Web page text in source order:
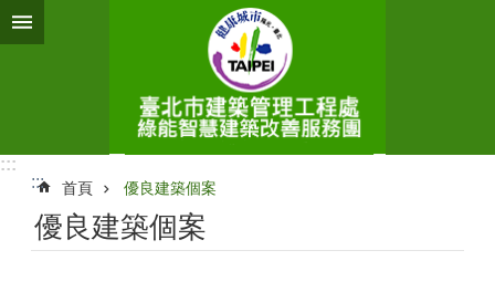
跳到主要內容區塊
:::
:::
首頁 優良建築個案
優良建築個案